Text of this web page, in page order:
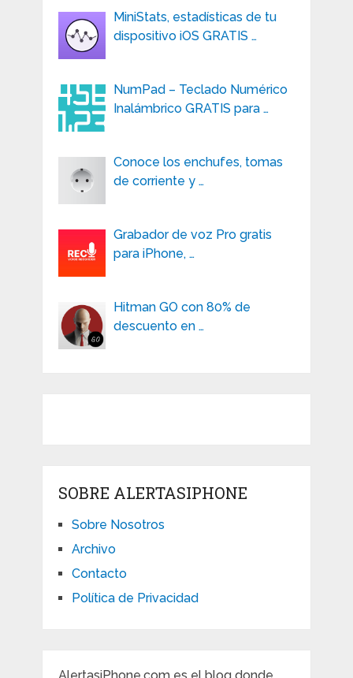
MiniStats, estadísticas de tu
dispositivo iOS GRATIS …
NumPad – Teclado Numérico
Inalámbrico GRATIS para …
Conoce los enchufes, tomas
de corriente y …
Grabador de voz Pro gratis
para iPhone, …
Hitman GO con 80% de
descuento en …
SOBRE ALERTASIPHONE
Sobre Nosotros
Archivo
Contacto
Política de Privacidad